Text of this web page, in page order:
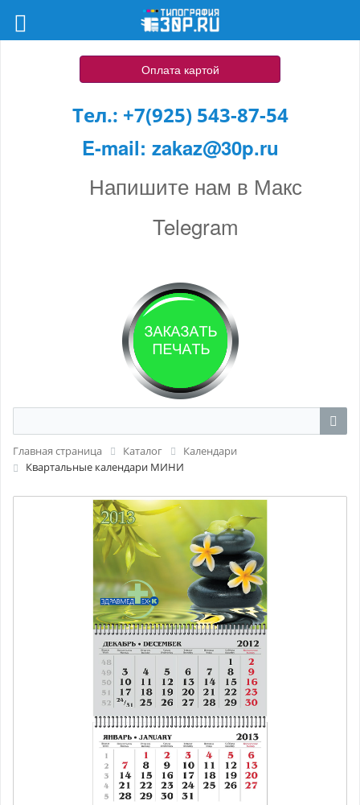
Оплата картой
Тел.: +7(925) 543-87-54
E-mail: zakaz@30p.ru
Напишите нам в Макс
Telegram
Главная страница Каталог
Календари
Квартальные календари МИНИ